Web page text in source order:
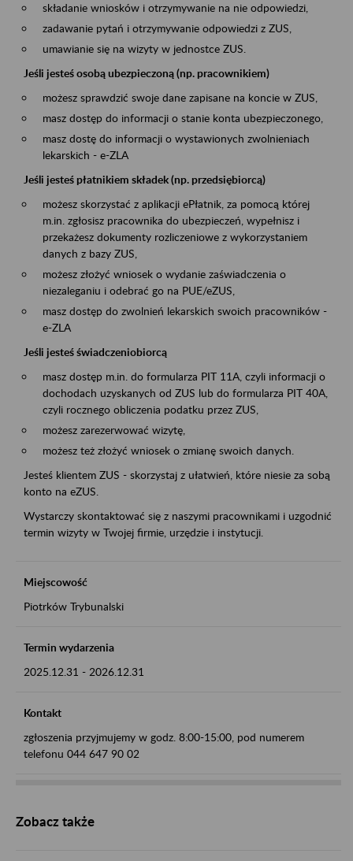
składanie wniosków i otrzymywanie na nie odpowiedzi,
zadawanie pytań i otrzymywanie odpowiedzi z ZUS,
umawianie się na wizyty w jednostce ZUS.
Jeśli jesteś osobą ubezpieczoną (np. pracownikiem)
możesz sprawdzić swoje dane zapisane na koncie w ZUS,
masz dostęp do informacji o stanie konta ubezpieczonego,
masz dostę do informacji o wystawionych zwolnieniach
lekarskich - e-ZLA
Jeśli jesteś płatnikiem składek (np. przedsiębiorcą)
możesz skorzystać z aplikacji ePłatnik, za pomocą której
m.in. zgłosisz pracownika do ubezpieczeń, wypełnisz i
przekażesz dokumenty rozliczeniowe z wykorzystaniem
danych z bazy ZUS,
możesz złożyć wniosek o wydanie zaświadczenia o
niezaleganiu i odebrać go na PUE/eZUS,
masz dostęp do zwolnień lekarskich swoich pracowników -
e-ZLA
Jeśli jesteś świadczeniobiorcą
masz dostęp m.in. do formularza PIT 11A, czyli informacji o
dochodach uzyskanych od ZUS lub do formularza PIT 40A,
czyli rocznego obliczenia podatku przez ZUS,
możesz zarezerwować wizytę,
możesz też złożyć wniosek o zmianę swoich danych.
Jesteś klientem ZUS - skorzystaj z ułatwień, które niesie za sobą
konto na eZUS.
Wystarczy skontaktować się z naszymi pracownikami i uzgodnić
termin wizyty w Twojej firmie, urzędzie i instytucji.
Miejscowość
Piotrków Trybunalski
Termin wydarzenia
2025.12.31 - 2026.12.31
Kontakt
zgłoszenia przyjmujemy w godz. 8:00-15:00, pod numerem
telefonu 044 647 90 02
Zobacz także